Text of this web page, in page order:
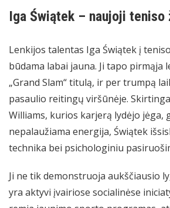
Iga Świątek – naujoji teniso
Lenkijos talentas Iga Świątek į
būdama labai jauna. Ji tapo pirmąja
„Grand Slam“ titulą, ir per trumpą
pasaulio reitingų viršūnėje.
Williams, kurios karjerą lydėjo jėga,
nepalaužiama energija, Świątek
technika bei psichologiniu
Ji ne tik demonstruoja aukščiausio
yra aktyvi įvairiose socialinėse